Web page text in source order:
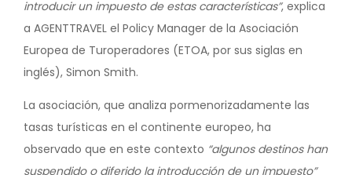
introducir un impuesto de estas características”, explica
a AGENTTRAVEL el Policy Manager de la Asociación
Europea de Turoperadores (ETOA, por sus siglas en
inglés), Simon Smith.
La asociación, que analiza pormenorizadamente las
tasas turísticas en el continente europeo, ha
observado que en este contexto “algunos destinos han
suspendido o diferido la introducción de un impuesto”